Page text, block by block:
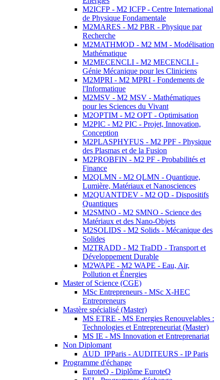
M2ICFP - M2 ICFP - Centre International
de Physique Fondamentale
M2MARES - M2 PBR - Physique par
Recherche
M2MATHMOD - M2 MM - Modélisation
Mathématique
M2MECENCLI - M2 MECENCLI -
Génie Mécanique pour les Cliniciens
M2MPRI - M2 MPRI - Fondements de
l'Informatique
M2MSV - M2 MSV - Mathématiques
pour les Sciences du Vivant
M2OPTIM - M2 OPT - Optimisation
M2PIC - M2 PIC - Projet, Innovation,
Conception
M2PLASPHYFUS - M2 PPF - Physique
des Plasmas et de la Fusion
M2PROBFIN - M2 PF - Probabilités et
Finance
M2QLMN - M2 QLMN - Quantique,
Lumière, Matériaux et Nanosciences
M2QUANTDEV - M2 QD - Dispositifs
Quantiques
M2SMNO - M2 SMNO - Science des
Matériaux et des Nano-Objets
M2SOLIDS - M2 Solids - Mécanique des
Solides
M2TRADD - M2 TraDD - Transport et
Développement Durable
M2WAPE - M2 WAPE - Eau, Air,
Pollution et Énergies
Master of Science (CGE)
MSc Entrepreneurs - MSc X-HEC
Entrepreneurs
Mastère spécialisé (Master)
MS ETRE - MS Energies Renouvelables :
Technologies et Entrepreneuriat (Master)
MS IE - MS Innovation et Entreprenariat
Non Diplomant
AUD_IPParis - AUDITEURS - IP Paris
Programme d'échange
EuroteQ - Diplôme EuroteQ